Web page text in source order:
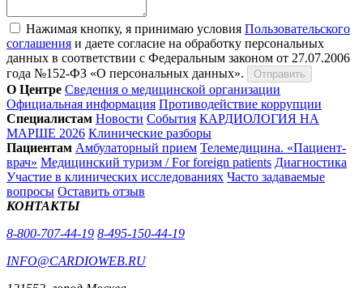
Нажимая кнопку, я принимаю условия Пользовательского
соглашения и даете согласие на обработку персональных
данных в соответствии с Федеральным законом от 27.07.2006
года №152-ФЗ «О персональных данных».
Отправить
О Центре Сведения о медицинской организации
Официальная информация Противодействие коррупции
Специалистам Новости События КАРДИОЛОГИЯ НА
МАРШЕ 2026 Клинические разборы
Пациентам Амбулаторный прием Телемедицина. «Пациент-
врач» Медицинский туризм / For foreign patients Диагностика
Участие в клинических исследованиях Часто задаваемые
вопросы Оставить отзыв
КОНТАКТЫ
8-800-707-44-19 8-495-150-44-19
INFO@CARDIOWEB.RU